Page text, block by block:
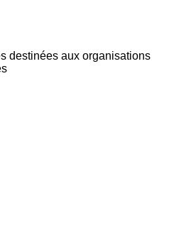
destinées aux organisations